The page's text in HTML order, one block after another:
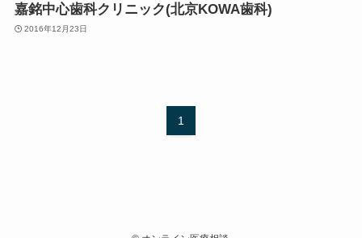
嘉銘中心歯科クリニック(北京KOWA歯科)
2016年12月23日
1